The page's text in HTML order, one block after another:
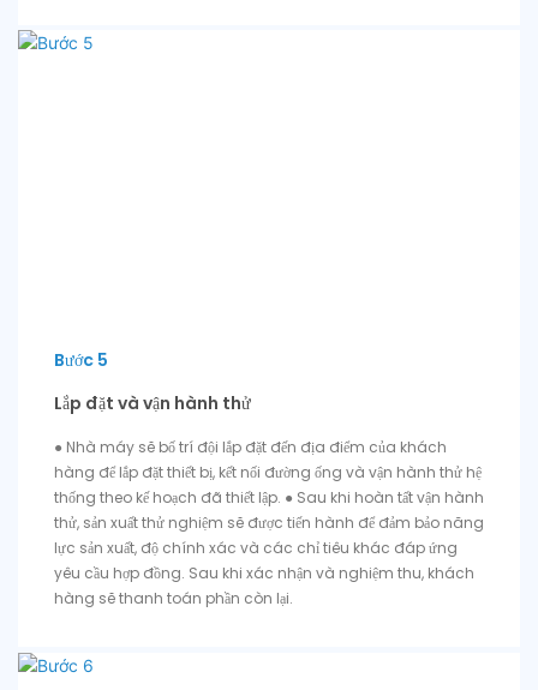
Bước 5
Lắp đặt và vận hành thử
● Nhà máy sẽ bố trí đội lắp đặt đến địa điểm của khách
hàng để lắp đặt thiết bị, kết nối đường ống và vận hành thử hệ
thống theo kế hoạch đã thiết lập. ● Sau khi hoàn tất vận hành
thử, sản xuất thử nghiệm sẽ được tiến hành để đảm bảo năng
lực sản xuất, độ chính xác và các chỉ tiêu khác đáp ứng
yêu cầu hợp đồng. Sau khi xác nhận và nghiệm thu, khách
hàng sẽ thanh toán phần còn lại.